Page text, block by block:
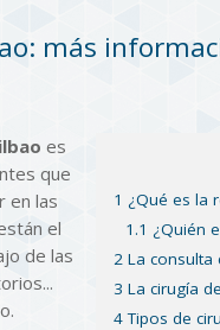
más
1 ¿Qué es la
1.1 ¿Quién
2 La consulta
3 La cirugía
4 Tipos de
es
que
en las
el
de las